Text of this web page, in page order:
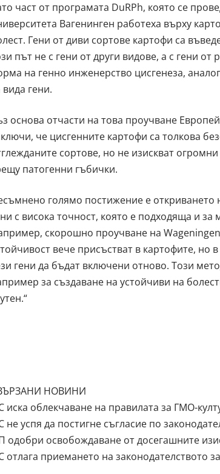
част от програмата DuRPh, която се
Вагенинген работеха върху
Гени от диви сортове картофи са
път не с гени от други видове, а с гени
на генно инженерство цисгенеза,
вида гени.
основа отчасти на това проучване
че цисгенните картофи са толкова
сортове, но не изискват
патогенни гъбички.
голямо постижение е откриването
с висока точност, която е подходяща и
скорошно проучване на
вече присъстват в картофите, но
гени да бъдат включени отново. Този
за създаване на устойчиви на
НОВИНИ
иска облекчаване на правилата за ГМО-
не успя да постигне съгласие по
одобри освобождаване от досегашните
отлага приемането на законодателството